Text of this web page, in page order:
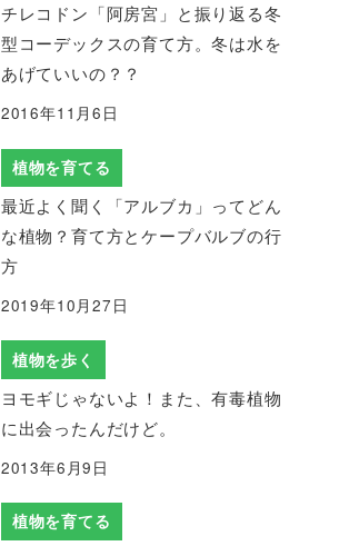
チレコドン「阿房宮」と振り返る冬
型コーデックスの育て方。冬は水を
あげていいの？？
2016年11月6日
植物を育てる
最近よく聞く「アルブカ」ってどん
な植物？育て方とケープバルブの行
方
2019年10月27日
植物を歩く
ヨモギじゃないよ！また、有毒植物
に出会ったんだけど。
2013年6月9日
植物を育てる